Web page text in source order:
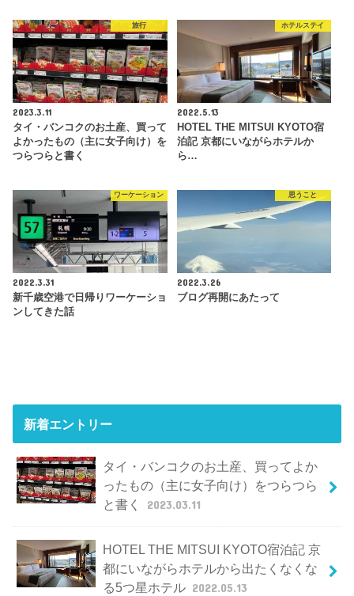
旅行
2023.3.11
タイ・バンコクのお土産、買って
よかったもの（主に女子向け）を
つらつらと書く
ホテルステイ
2022.5.13
HOTEL THE MITSUI KYOTO宿
泊記 京都にいながらホテルか
ら…
ワーケーション
2022.3.31
新千歳空港で日帰りワーケーショ
ンしてきた話
思うこと
2022.3.26
ブログ再開にあたって
新着エントリー
タイ・バンコクのお土産、買ってよか
ったもの（主に女子向け）をつらつら
と書く
2023.03.11
HOTEL THE MITSUI KYOTO宿泊記 京
都にいながらホテルから出たくなくな
る5つ星ホテル 2022.05.13